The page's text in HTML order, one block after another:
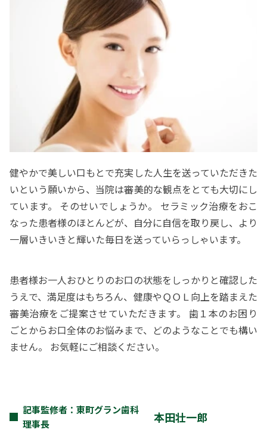
健やかで美しい口もとで充実した人生を送っていただきた
いという願いから、当院は審美的な観点をとても大切にし
ています。 そのせいでしょうか。 セラミック治療をおこ
なった患者様のほとんどが、自分に自信を取り戻し、より
一層いきいきと輝いた毎日を送っていらっしゃいます。
患者様お一人おひとりのお口の状態をしっかりと確認した
うえで、満足度はもちろん、健康やＱＯＬ向上を踏まえた
審美治療をご提案させていただきます。 歯１本のお困り
ごとからお口全体のお悩みまで、どのようなことでも構い
ません。 お気軽にご相談ください。
記事監修者：東町グラン歯科
理事長
本田壮一郎